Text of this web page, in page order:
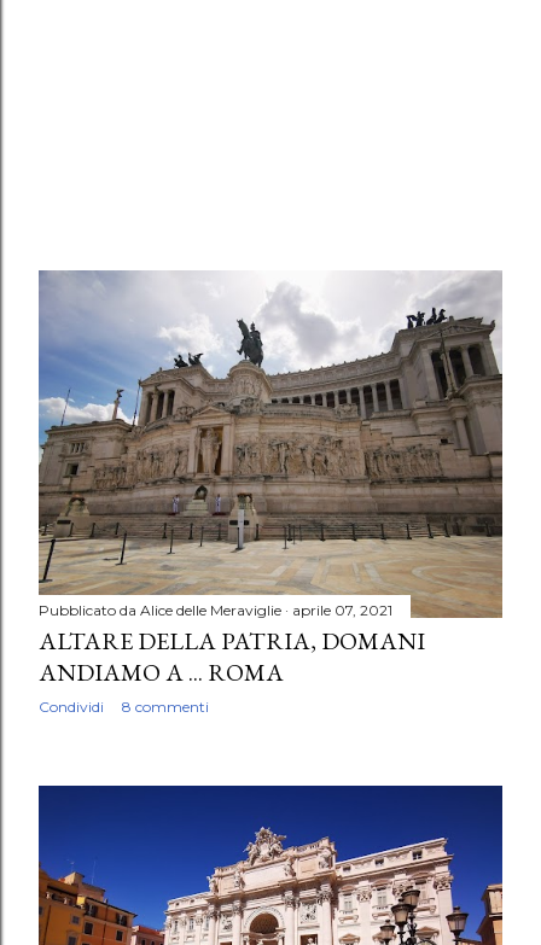
Pubblicato da Alice delle Meraviglie aprile 07, 2021
ALTARE DELLA PATRIA, DOMANI
ANDIAMO A ... ROMA
Condividi 8 commenti